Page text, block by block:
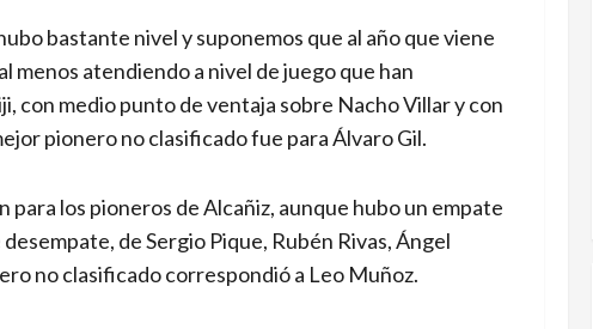
bastante nivel y suponemos que al año que viene
menos atendiendo a nivel de juego que han
con medio punto de ventaja sobre Nacho Villar y con
pionero no clasificado fue para Álvaro Gil.
los pioneros de Alcañiz, aunque hubo un empate
de Sergio Pique, Rubén Rivas, Ángel
no clasificado correspondió a Leo Muñoz.